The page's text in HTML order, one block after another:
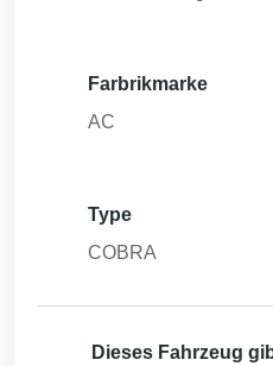
Farbrikmarke
AC
Type
COBRA
Dieses Fahrzeug